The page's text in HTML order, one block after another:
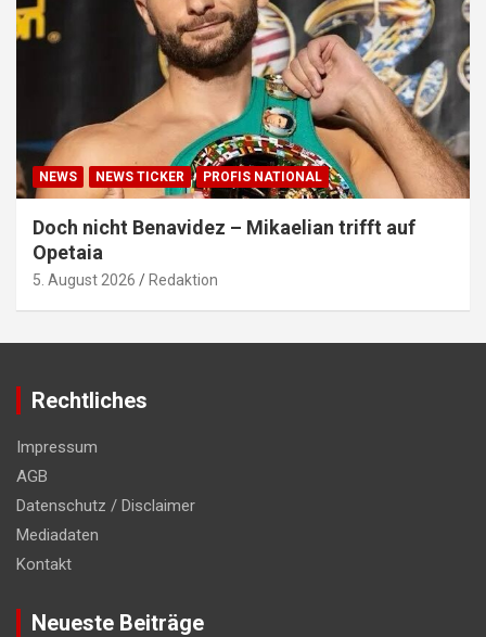
NEWS NEWS TICKER PROFIS NATIONAL
Doch nicht Benavidez – Mikaelian trifft auf
Opetaia
5. August 2026 Redaktion
Rechtliches
Impressum
AGB
Datenschutz / Disclaimer
Mediadaten
Kontakt
Neueste Beiträge